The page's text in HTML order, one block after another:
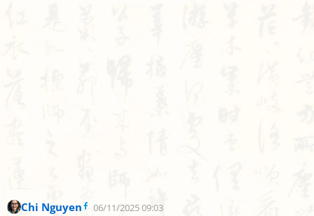
Chi Nguyen
06/11/2025 09:03